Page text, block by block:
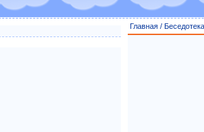
Главная/ Беседотека